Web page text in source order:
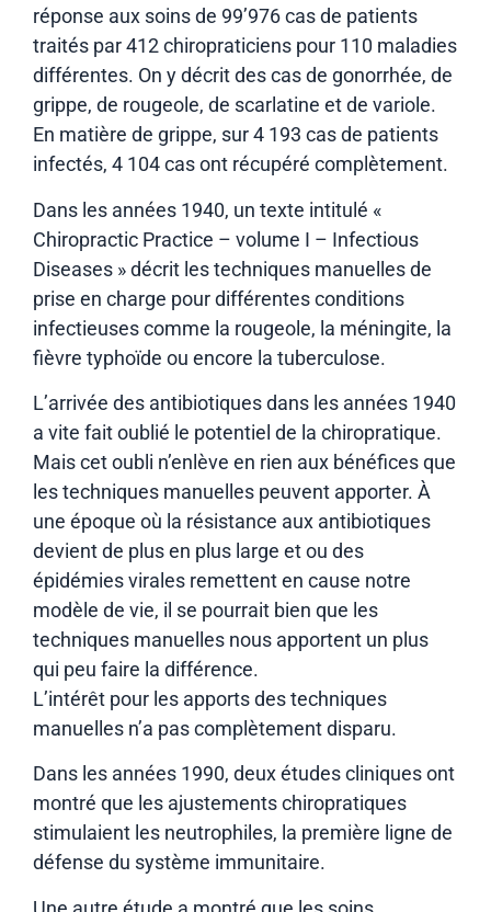
réponse aux soins de 99’976 cas de patients
traités par 412 chiropraticiens pour 110 maladies
différentes. On y décrit des cas de gonorrhée, de
grippe, de rougeole, de scarlatine et de variole.
En matière de grippe, sur 4 193 cas de patients
infectés, 4 104 cas ont récupéré complètement.
Dans les années 1940, un texte intitulé «
Chiropractic Practice – volume I – Infectious
Diseases » décrit les techniques manuelles de
prise en charge pour différentes conditions
infectieuses comme la rougeole, la méningite, la
fièvre typhoïde ou encore la tuberculose.
L’arrivée des antibiotiques dans les années 1940
a vite fait oublié le potentiel de la chiropratique.
Mais cet oubli n’enlève en rien aux bénéfices que
les techniques manuelles peuvent apporter. À
une époque où la résistance aux antibiotiques
devient de plus en plus large et ou des
épidémies virales remettent en cause notre
modèle de vie, il se pourrait bien que les
techniques manuelles nous apportent un plus
qui peu faire la différence.
L’intérêt pour les apports des techniques
manuelles n’a pas complètement disparu.
Dans les années 1990, deux études cliniques ont
montré que les ajustements chiropratiques
stimulaient les neutrophiles, la première ligne de
défense du système immunitaire.